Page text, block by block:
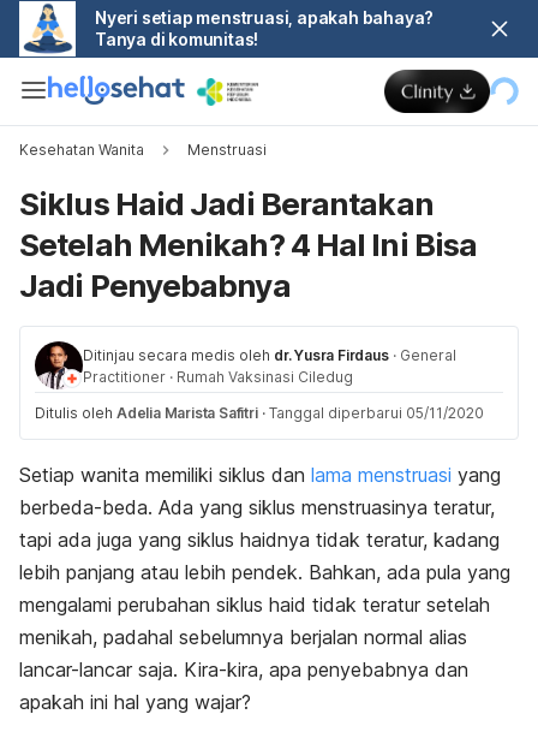
Nyeri setiap menstruasi, apakah bahaya?
Tanya di komunitas!
Kesehatan Wanita Menstruasi
Siklus Haid Jadi Berantakan
Setelah Menikah? 4 Hal Ini Bisa
Jadi Penyebabnya
Ditinjau secara medis oleh dr. Yusra Firdaus · General
Practitioner · Rumah Vaksinasi Ciledug
Ditulis oleh Adelia Marista Safitri · Tanggal diperbarui 05/11/2020
Setiap wanita memiliki siklus dan lama menstruasi yang
berbeda-beda. Ada yang siklus menstruasinya teratur,
tapi ada juga yang siklus haidnya tidak teratur, kadang
lebih panjang atau lebih pendek. Bahkan, ada pula yang
mengalami perubahan siklus haid tidak teratur setelah
menikah, padahal sebelumnya berjalan normal alias
lancar-lancar saja. Kira-kira, apa penyebabnya dan
apakah ini hal yang wajar?